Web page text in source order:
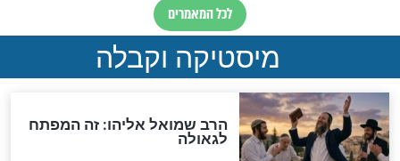
מה יהיה בימות המשיח?